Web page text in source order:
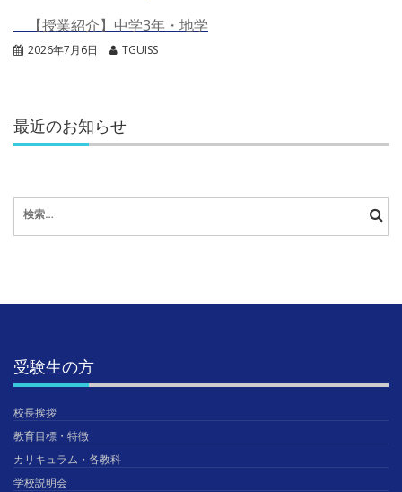
【授業紹介】中学3年・地学
2026年7月6日 TGUISS
最近のお知らせ
索:
受験生の方
校長挨拶
教育目標・特徴
カリキュラム・各教科
学校説明会